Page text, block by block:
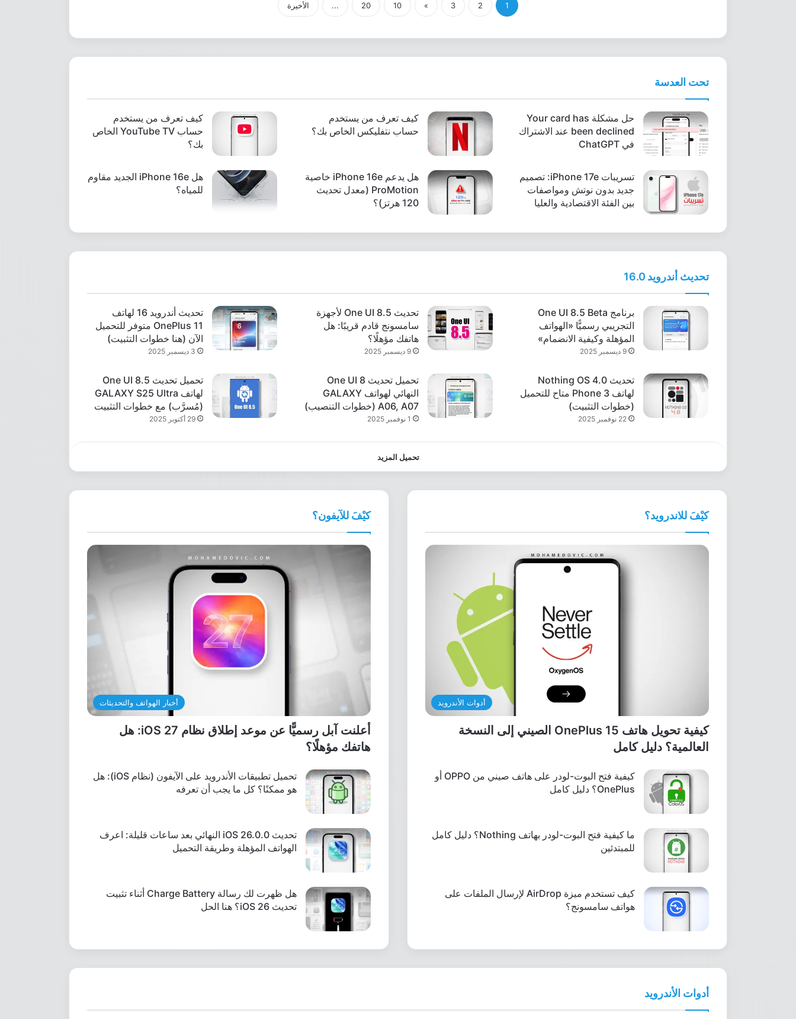
1
2
3
»
10
20
... الأخيرة
تحت العدسة
حل مشكلة Your card has
been declined عند الاشتراك
في ChatGPT
كيف تعرف من يستخدم
حساب نتفليكس الخاص بك؟
كيف تعرف من يستخدم
حساب YouTube TV الخاص
بك؟
تسريبات iPhone 17e: تصميم
جديد بدون نوتش ومواصفات
بين الفئة الاقتصادية والعليا
هل يدعم iPhone 16e خاصية
ProMotion (معدل تحديث
120 هرتز)؟
هل iPhone 16e الجديد مقاوم
للمياه؟
تحديث أندرويد 16.0
برنامج One UI 8.5 Beta
التجريبي رسميًّا «الهواتف
المؤهلة وكيفية الانضمام»
9 ديسمبر 2025
تحديث One UI 8.5 لأجهزة
سامسونج قادم قريبًا: هل
هاتفك مؤهلًا؟
9 ديسمبر 2025
تحديث أندرويد 16 لهاتف
OnePlus 11 متوفر للتحميل
الآن (هنا خطوات التثبيت)
3 ديسمبر 2025
تحديث Nothing OS 4.0
لهاتف Phone 3 متاح للتحميل
(خطوات التثبيت)
22 نوفمبر 2025
تحميل تحديث One UI 8
النهائي لهواتف GALAXY
A06, A07 (خطوات التنصيب)
1 نوفمبر 2025
تحميل تحديث One UI 8.5
لهاتف GALAXY S25 Ultra
(مُسرَّب) مع خطوات التثبيت
29 أكتوبر 2025
تحميل المزيد
كيْفَ للاندرويد؟
أدوات الأندرويد
كيفية تحويل هاتف OnePlus 15 الصيني إلى النسخة
العالمية؟ دليل كامل
كيفية فتح البوت-لودر على هاتف صيني من OPPO أو
OnePlus؟ دليل كامل
ما كيفية فتح البوت-لودر بهاتف Nothing؟ دليل كامل
للمبتدئين
كيف تستخدم ميزة AirDrop لإرسال الملفات على
هواتف سامسونج؟
كيْفَ للآيفون؟
أخبار الهواتف والتحديثات
أعلنت آبل رسميًّا عن موعد إطلاق نظام iOS 27: هل
هاتفك مؤهلًا؟
تحميل تطبيقات الأندرويد على الآيفون (نظام iOS): هل
هو ممكنًا؟ كل ما يجب أن تعرفه
تحديث iOS 26.0.0 النهائي بعد ساعات قليلة: اعرف
الهواتف المؤهلة وطريقة التحميل
هل ظهرت لك رسالة Charge Battery أثناء تثبيت
تحديث iOS 26؟ هنا الحل
أدوات الأندرويد